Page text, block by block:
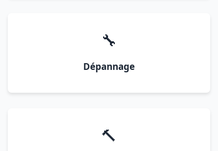
🔧
Dépannage
🔨